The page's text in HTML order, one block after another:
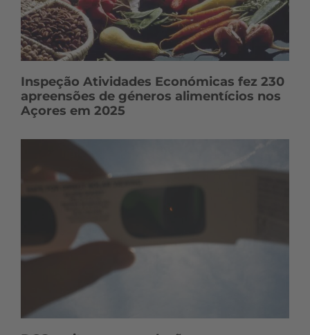
Inspeção Atividades Económicas fez 230
apreensões de géneros alimentícios nos
Açores em 2025